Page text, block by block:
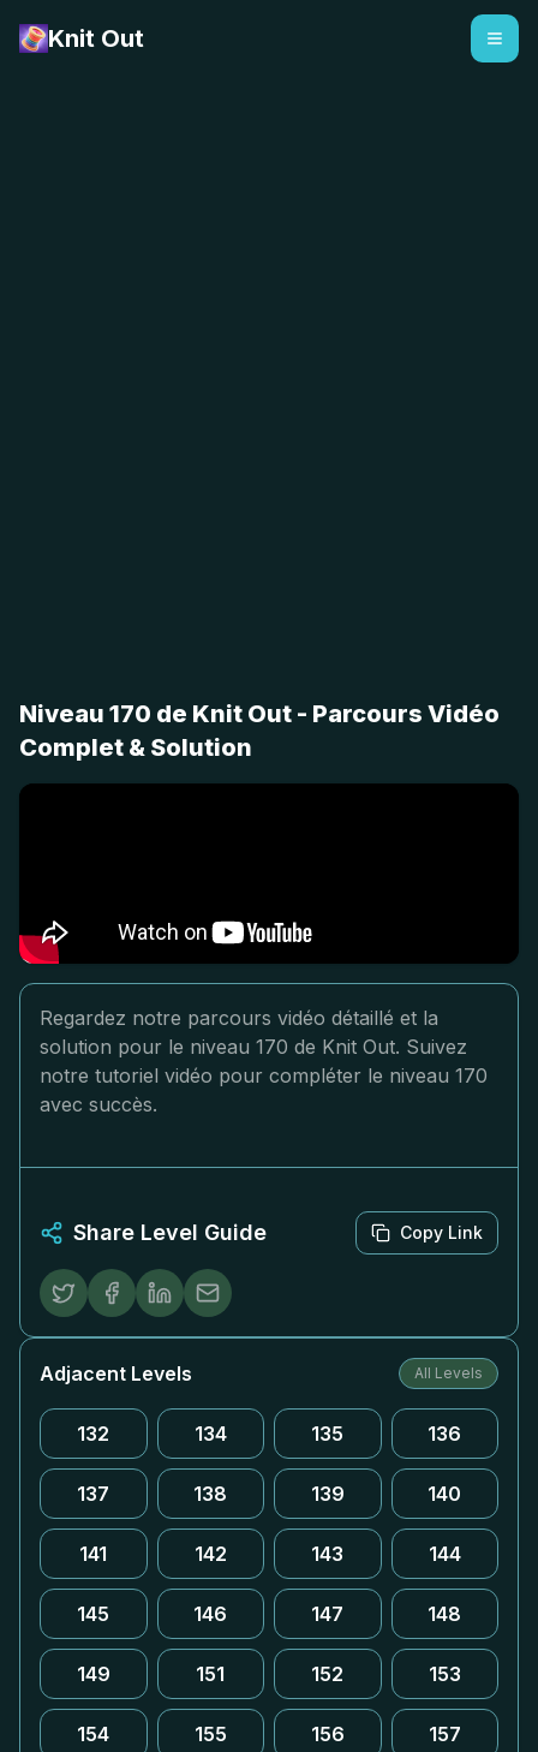
Knit Out
Niveau 170 de Knit Out - Parcours Vidéo
Complet & Solution
Regardez notre parcours vidéo détaillé et la
solution pour le niveau 170 de Knit Out. Suivez
notre tutoriel vidéo pour compléter le niveau 170
avec succès.
Share Level Guide Copy Link
Adjacent Levels All Levels
132 134 135 136
137 138 139 140
141 142 143 144
145 146 147 148
149 151 152 153
154 155 156 157